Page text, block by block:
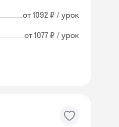
от 1092 ₽ / урок
от 1077 ₽ / урок